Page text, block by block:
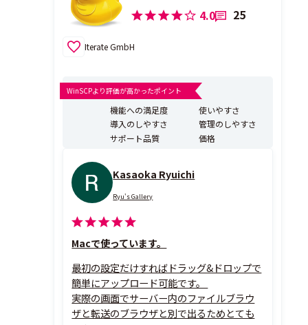
4.0 25
Iterate GmbH
WinSCPより評価が高かったポイント
機能への満足度
使いやすさ
導入のしやすさ
管理のしやすさ
サポート品質
価格
Kasaoka Ryuichi
Ryu's Gallery
Macで使っています。
最初の設定だけすればドラッグ&ドロップで
簡単にアップロード可能です。
実際の画面でサーバー内のファイルブラウ
ザと転送のブラウザと別で出るためとても